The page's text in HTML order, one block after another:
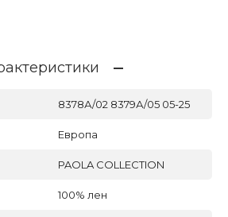
8378А/02 8379А/05 05-25
Европа
PAOLA COLLECTION
100% лен